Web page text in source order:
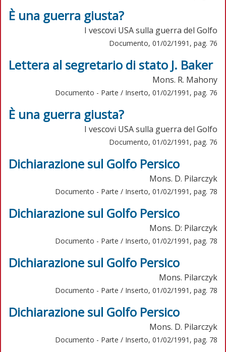
È una guerra giusta?
I vescovi USA sulla guerra del Golfo
Documento, 01/02/1991, pag. 76
Lettera al segretario di stato J. Baker
Mons. R. Mahony
Documento - Parte / Inserto, 01/02/1991, pag. 76
È una guerra giusta?
I vescovi USA sulla guerra del Golfo
Documento, 01/02/1991, pag. 76
Dichiarazione sul Golfo Persico
Mons. D. Pilarczyk
Documento - Parte / Inserto, 01/02/1991, pag. 78
Dichiarazione sul Golfo Persico
Mons. D: Pilarczyk
Documento - Parte / Inserto, 01/02/1991, pag. 78
Dichiarazione sul Golfo Persico
Mons. Pilarczyk
Documento - Parte / Inserto, 01/02/1991, pag. 78
Dichiarazione sul Golfo Persico
Mons. D. Pilarczyk
Documento - Parte / Inserto, 01/02/1991, pag. 78